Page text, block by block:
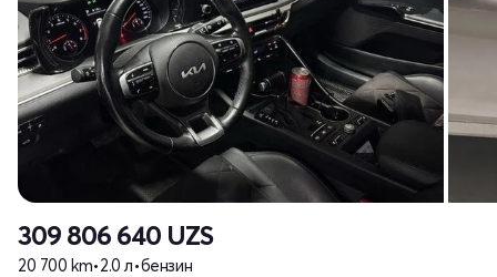
309 806 640 UZS
20 700 km•2.0 л•бензин